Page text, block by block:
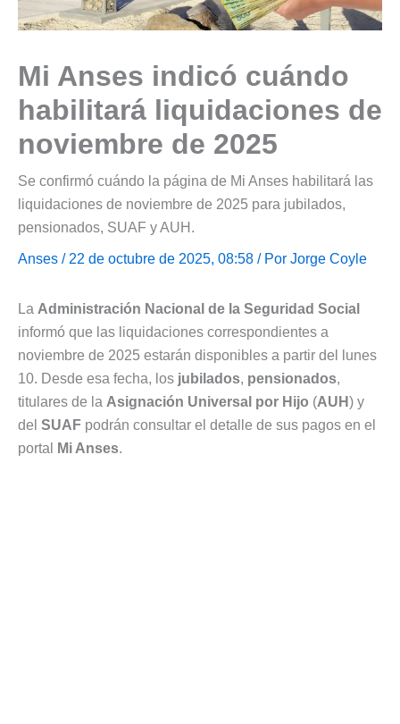
Mi Anses indicó cuándo
habilitará liquidaciones de
noviembre de 2025
Se confirmó cuándo la página de Mi Anses habilitará las
liquidaciones de noviembre de 2025 para jubilados,
pensionados, SUAF y AUH.
Anses / 22 de octubre de 2025, 08:58 / Por Jorge Coyle
La Administración Nacional de la Seguridad Social
informó que las liquidaciones correspondientes a
noviembre de 2025 estarán disponibles a partir del lunes
10. Desde esa fecha, los jubilados, pensionados,
titulares de la Asignación Universal por Hijo (AUH ) y
del SUAF podrán consultar el detalle de sus pagos en el
portal
Mi Anses.